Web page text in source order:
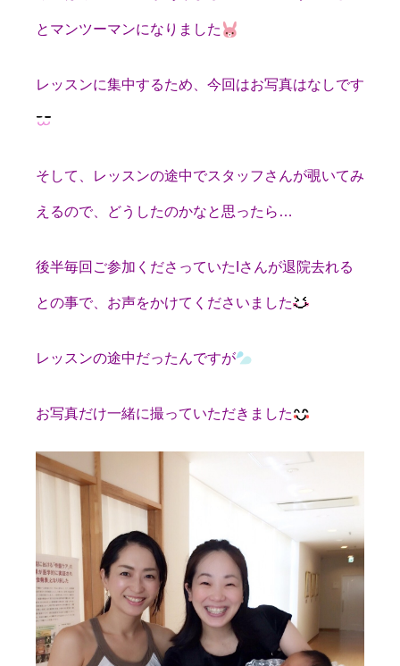
とマンツーマンになりました
レッスンに集中するため、今回はお写真はなしです
そして、レッスンの途中でスタッフさんが覗いてみ
えるので、どうしたのかなと思ったら…
後半毎回ご参加くださっていたIさんが退院去れる
との事で、お声をかけてくださいました
レッスンの途中だったんですが
お写真だけ一緒に撮っていただきました